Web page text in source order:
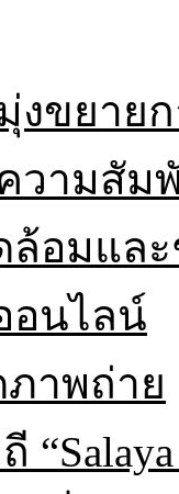
งขยาย
วามสัม
ล้อมแล
อนไลน์
าพถ่าย